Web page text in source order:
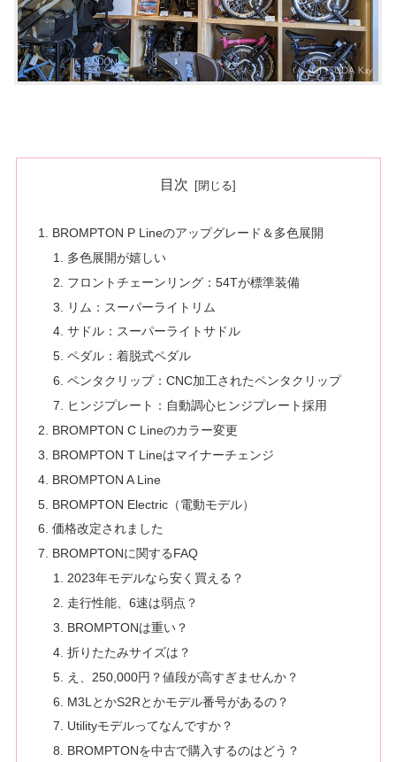
目次
BROMPTON P Lineのアップグレード＆多色展開
多色展開が嬉しい
フロントチェーンリング：54Tが標準装備
リム：スーパーライトリム
サドル：スーパーライトサドル
ペダル：着脱式ペダル
ペンタクリップ：CNC加工されたペンタクリップ
ヒンジプレート：自動調心ヒンジプレート採用
BROMPTON C Lineのカラー変更
BROMPTON T Lineはマイナーチェンジ
BROMPTON A Line
BROMPTON Electric（電動モデル）
価格改定されました
BROMPTONに関するFAQ
2023年モデルなら安く買える？
走行性能、6速は弱点？
BROMPTONは重い？
折りたたみサイズは？
え、250,000円？値段が高すぎませんか？
M3LとかS2Rとかモデル番号があるの？
Utilityモデルってなんですか？
BROMPTONを中古で購入するのはどう？